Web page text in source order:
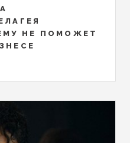
НЕ ПОМОЖЕТ